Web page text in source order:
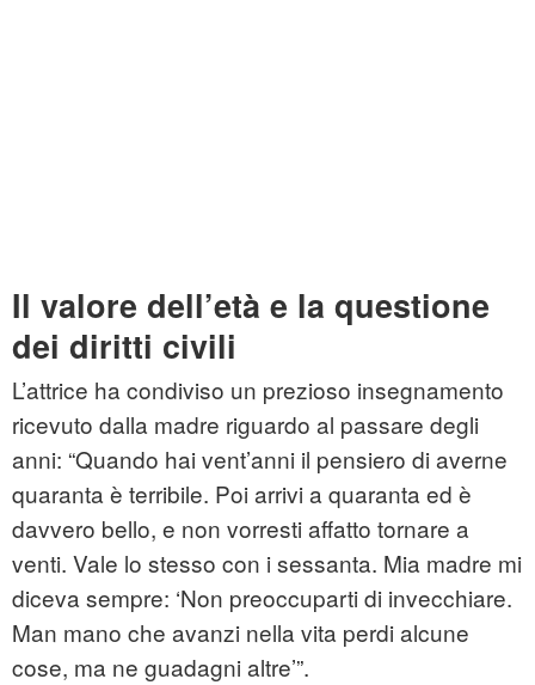
Il valore dell’età e la questione
dei diritti civili
L’attrice ha condiviso un prezioso insegnamento
ricevuto dalla madre riguardo al passare degli
anni: “Quando hai vent’anni il pensiero di averne
quaranta è terribile. Poi arrivi a quaranta ed è
davvero bello, e non vorresti affatto tornare a
venti. Vale lo stesso con i sessanta. Mia madre mi
diceva sempre: ‘Non preoccuparti di invecchiare.
Man mano che avanzi nella vita perdi alcune
cose, ma ne guadagni altre’”.